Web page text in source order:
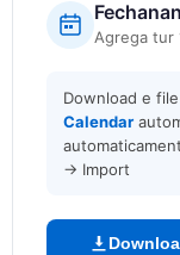
Agrega tur
Download e
Calendar
→ Import